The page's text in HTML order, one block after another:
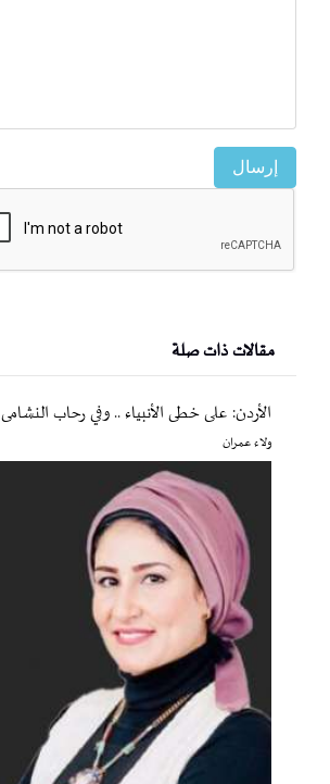
إرسال
مقالات ذات صلة
الأردن: على خطى الأنبياء .. وفي رحاب النشامى
ولاء عمران